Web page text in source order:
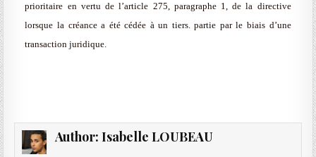
prioritaire en vertu de l’article 275, paragraphe 1, de la directive
lorsque la créance a été cédée à un tiers. partie par le biais d’une
transaction juridique.
Author: Isabelle LOUBEAU